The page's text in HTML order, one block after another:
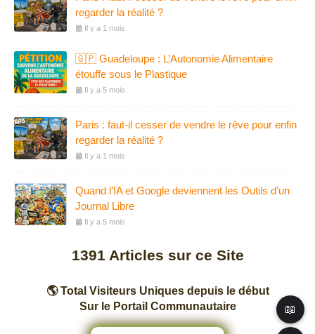
📖
regarder la réalité ?
Il y a 1 mois
🇬🇵 Guadeloupe : L’Autonomie Alimentaire
étouffe sous le Plastique
Il y a 5 mois
Paris : faut-il cesser de vendre le rêve pour enfin
regarder la réalité ?
Il y a 1 mois
Quand l’IA et Google deviennent les Outils d’un
Journal Libre
Il y a 5 mois
1391 Articles sur ce Site
🌎 Total Visiteurs Uniques depuis le début
Sur le Portail Communautaire